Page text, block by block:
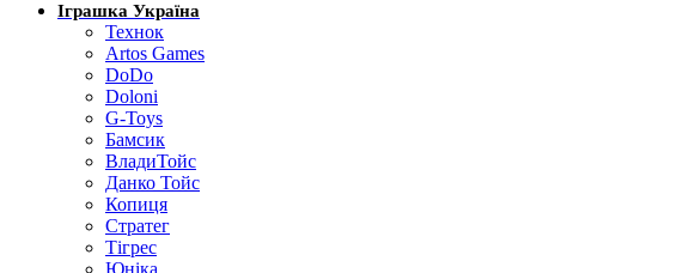
Іграшка Україна
Технок
Artos Games
DoDo
Doloni
G-Toys
Бамсик
ВладиТойс
Данко Тойс
Копиця
Стратег
Тігрес
Юніка